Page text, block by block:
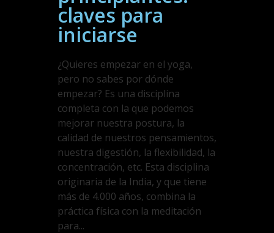
claves para
iniciarse
¿Quieres empezar en el yoga,
pero no sabes por dónde
empezar? Es una disciplina
completa con la que podemos
mejorar nuestra postura, la
calidad de nuestros pensamientos,
nuestra digestión, la flexibilidad, la
concentración, etc. Esta disciplina
originaria de la India, y que tiene
más de 4.000 años, combina la
práctica física con la meditación
para...